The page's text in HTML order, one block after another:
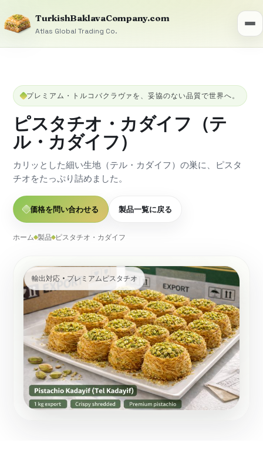
TurkishBaklavaCompany.com
Atlas Global Trading Co.
プレミアム・トルコバクラヴァを、妥協のない品質で世界へ。
ピスタチオ・カダイフ（テ
ル・カダイフ）
カリッとした細い生地（テル・カダイフ）の巣に、ピスタ
チオをたっぷり詰めました。
価格を問い合わせる 製品一覧に戻る
ホーム 製品 ピスタチオ・カダイフ
輸出対応 • プレミアムピスタチオ